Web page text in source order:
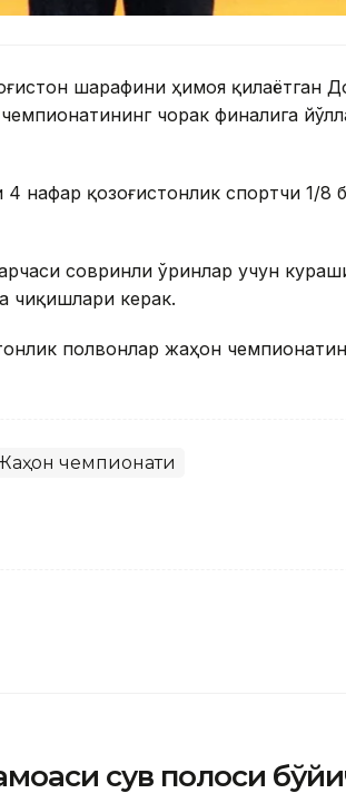
шарафини ҳимоя қилаётган
чорак финалига
нафар қозоғистонлик спортчи 1/8
совринли ўринлар учун
чиқишлари керак.
полвонлар жаҳон
чемпионати
сув полоси